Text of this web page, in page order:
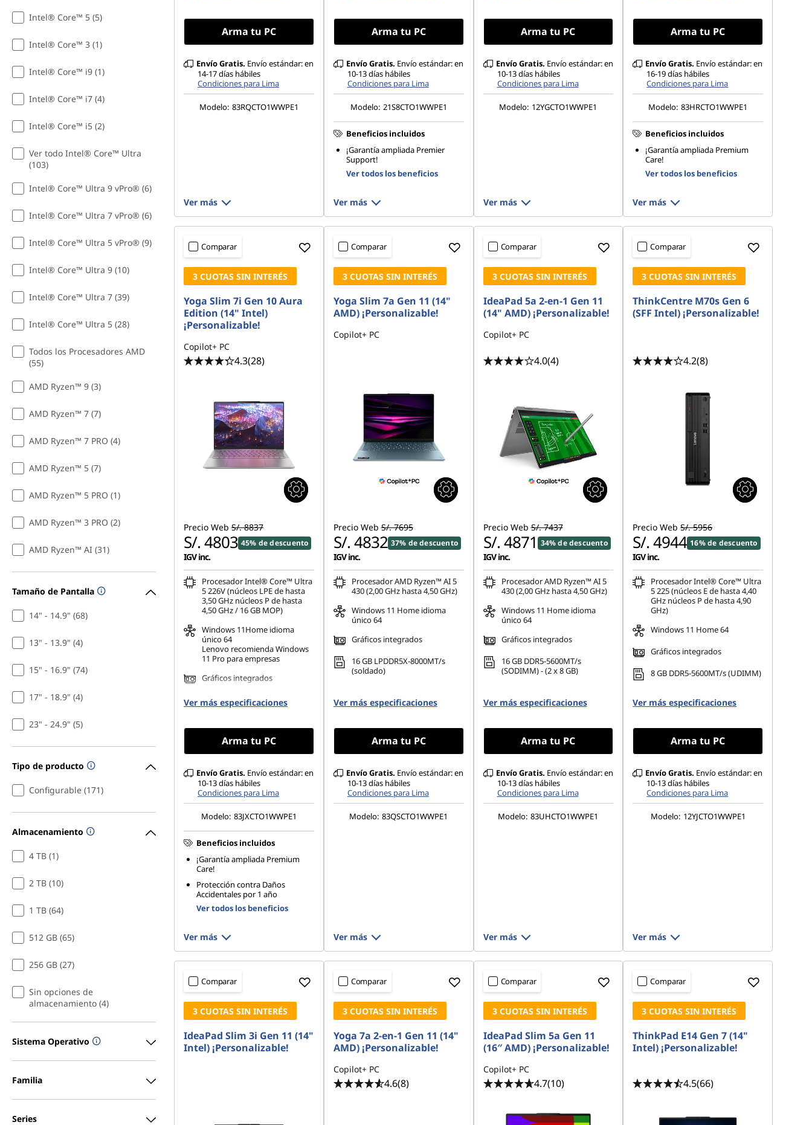
Intel® Core™ 5 (5)
Intel® Core™ 3 (1)
Intel® Core™ i9 (1)
Intel® Core™ i7 (4)
Intel® Core™ i5 (2)
Ver todo Intel® Core™ Ultra
(103)
Intel® Core™ Ultra 9 vPro® (6)
Intel® Core™ Ultra 7 vPro® (6)
Intel® Core™ Ultra 5 vPro® (9)
Intel® Core™ Ultra 9 (10)
Intel® Core™ Ultra 7 (39)
Intel® Core™ Ultra 5 (28)
Todos los Procesadores AMD
(55)
AMD Ryzen™ 9 (3)
AMD Ryzen™ 7 (7)
AMD Ryzen™ 7 PRO (4)
AMD Ryzen™ 5 (7)
AMD Ryzen™ 5 PRO (1)
AMD Ryzen™ 3 PRO (2)
AMD Ryzen™ AI (31)
Tamaño de Pantalla
14" - 14.9" (68)
13" - 13.9" (4)
15" - 16.9" (74)
17" - 18.9" (4)
23" - 24.9" (5)
Tipo de producto
Configurable (171)
Almacenamiento
4 TB (1)
2 TB (10)
1 TB (64)
512 GB (65)
256 GB (27)
Sin opciones de
almacenamiento (4)
Sistema Operativo
Familia
Series
Arma tu PC
Envío Gratis. Envío estándar: en
14-17 días hábiles
Condiciones para Lima
Modelo: 83RQCTO1WWPE1
Ver más
Arma tu PC
Envío Gratis. Envío estándar: en
10-13 días hábiles
Condiciones para Lima
Modelo: 21S8CTO1WWPE1
Beneficios incluidos
¡Garantía ampliada Premier
Support!
Ver todos los beneficios
Ver más
Arma tu PC
Envío Gratis. Envío estándar: en
10-13 días hábiles
Condiciones para Lima
Modelo: 12YGCTO1WWPE1
Ver más
Arma tu PC
Envío Gratis. Envío estándar: en
16-19 días hábiles
Condiciones para Lima
Modelo: 83HRCTO1WWPE1
Beneficios incluidos
¡Garantía ampliada Premium
Care!
Ver todos los beneficios
Ver más
Comparar
3 CUOTAS SIN INTERÉS
Yoga Slim 7i Gen 10 Aura
Edition (14" Intel)
¡Personalizable!
Copilot+ PC
4.3(28)
Precio Web S/. 8837
S/. 4803 45% de descuento
IGV inc.
Procesador Intel® Core™ Ultra
5 226V (núcleos LPE de hasta
3,50 GHz núcleos P de hasta
4,50 GHz / 16 GB MOP)
Windows 11Home idioma
único 64
Lenovo recomienda Windows
11 Pro para empresas
Gráficos integrados
16 GB LPDDR5X-8533MT/s
(memoria en el paquete)
Ver más especificaciones
Arma tu PC
Envío Gratis. Envío estándar: en
10-13 días hábiles
Condiciones para Lima
Modelo: 83JXCTO1WWPE1
Beneficios incluidos
¡Garantía ampliada Premium
Care!
Protección contra Daños
Accidentales por 1 año
Ver todos los beneficios
Ver más
Comparar
3 CUOTAS SIN INTERÉS
Yoga Slim 7a Gen 11 (14"
AMD) ¡Personalizable!
Copilot+ PC
Precio Web S/. 7695
S/. 4832 37% de descuento
IGV inc.
Procesador AMD Ryzen™ AI 5
430 (2,00 GHz hasta 4,50 GHz)
Windows 11 Home idioma
único 64
Gráficos integrados
16 GB LPDDR5X-8000MT/s
(soldado)
Ver más especificaciones
Arma tu PC
Envío Gratis. Envío estándar: en
10-13 días hábiles
Condiciones para Lima
Modelo: 83QSCTO1WWPE1
Ver más
Comparar
3 CUOTAS SIN INTERÉS
IdeaPad 5a 2-en-1 Gen 11
(14" AMD) ¡Personalizable!
Copilot+ PC
4.0(4)
Precio Web S/. 7437
S/. 4871 34% de descuento
IGV inc.
Procesador AMD Ryzen™ AI 5
430 (2,00 GHz hasta 4,50 GHz)
Windows 11 Home idioma
único 64
Gráficos integrados
16 GB DDR5-5600MT/s
(SODIMM) - (2 x 8 GB)
Ver más especificaciones
Arma tu PC
Envío Gratis. Envío estándar: en
10-13 días hábiles
Condiciones para Lima
Modelo: 83UHCTO1WWPE1
Ver más
Comparar
3 CUOTAS SIN INTERÉS
ThinkCentre M70s Gen 6
(SFF Intel) ¡Personalizable!
4.2(8)
Precio Web S/. 5956
S/. 4944 16% de descuento
IGV inc.
Procesador Intel® Core™ Ultra
5 225 (núcleos E de hasta 4,40
GHz núcleos P de hasta 4,90
GHz)
Windows 11 Home 64
Gráficos integrados
8 GB DDR5-5600MT/s (UDIMM)
Ver más especificaciones
Arma tu PC
Envío Gratis. Envío estándar: en
10-13 días hábiles
Condiciones para Lima
Modelo: 12YJCTO1WWPE1
Ver más
Comparar
3 CUOTAS SIN INTERÉS
IdeaPad Slim 3i Gen 11 (14"
Intel) ¡Personalizable!
Comparar
3 CUOTAS SIN INTERÉS
Yoga 7a 2-en-1 Gen 11 (14"
AMD) ¡Personalizable!
Copilot+ PC
4.6(8)
Comparar
3 CUOTAS SIN INTERÉS
IdeaPad Slim 5a Gen 11
(16″ AMD) ¡Personalizable!
Copilot+ PC
4.7(10)
Comparar
3 CUOTAS SIN INTERÉS
ThinkPad E14 Gen 7 (14"
Intel) ¡Personalizable!
4.5(66)